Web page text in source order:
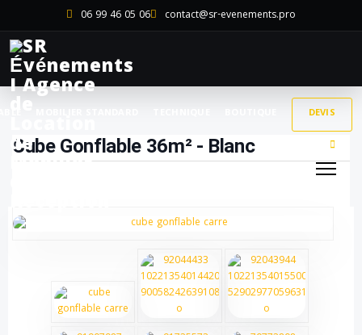
06 99 46 05 06 contact@sr-evenements.pro
DEVIS
Cube Gonflable 36m² - Blanc